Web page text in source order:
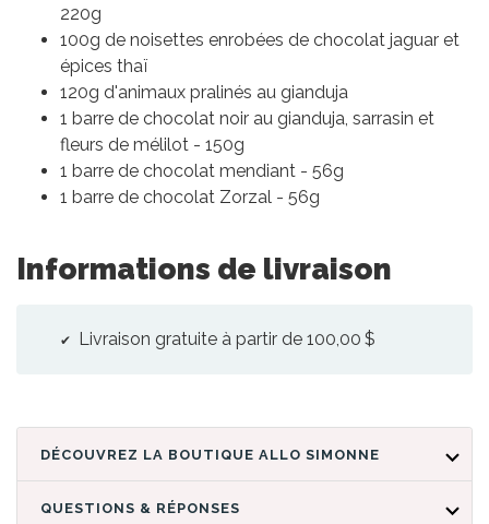
220g
100g de noisettes enrobées de chocolat jaguar et
épices thaï
120g d'animaux pralinés au gianduja
1 barre de chocolat noir au gianduja, sarrasin et
fleurs de mélilot - 150g
1 barre de chocolat mendiant - 56g
1 barre de chocolat Zorzal - 56g
Informations de livraison
Livraison gratuite à partir de 100,00 $
DÉCOUVREZ LA BOUTIQUE ALLO SIMONNE
QUESTIONS & RÉPONSES